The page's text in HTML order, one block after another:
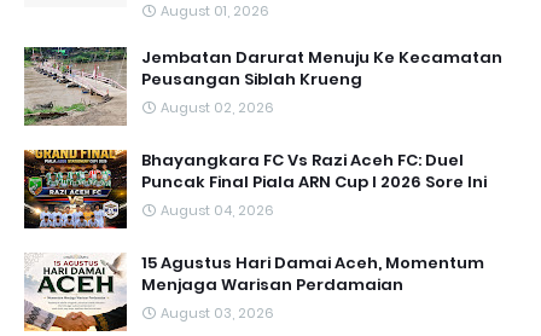
August 01, 2026
Jembatan Darurat Menuju Ke Kecamatan
Peusangan Siblah Krueng
August 02, 2026
Bhayangkara FC Vs Razi Aceh FC: Duel
Puncak Final Piala ARN Cup I 2026 Sore Ini
August 04, 2026
15 Agustus Hari Damai Aceh, Momentum
Menjaga Warisan Perdamaian
August 03, 2026